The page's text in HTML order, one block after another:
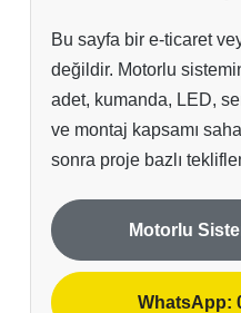
Bu sayfa bir e-ticaret
değildir. Motorlu
adet, kumanda, LED,
ve montaj kapsamı
sonra proje bazlı
Motorlu
WhatsApp: